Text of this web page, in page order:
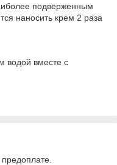
подверженным
наносить крем 2 раза
водой вместе с